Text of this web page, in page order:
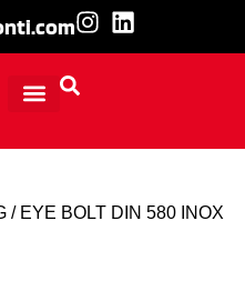
/ EYE BOLT DIN 580 INOX